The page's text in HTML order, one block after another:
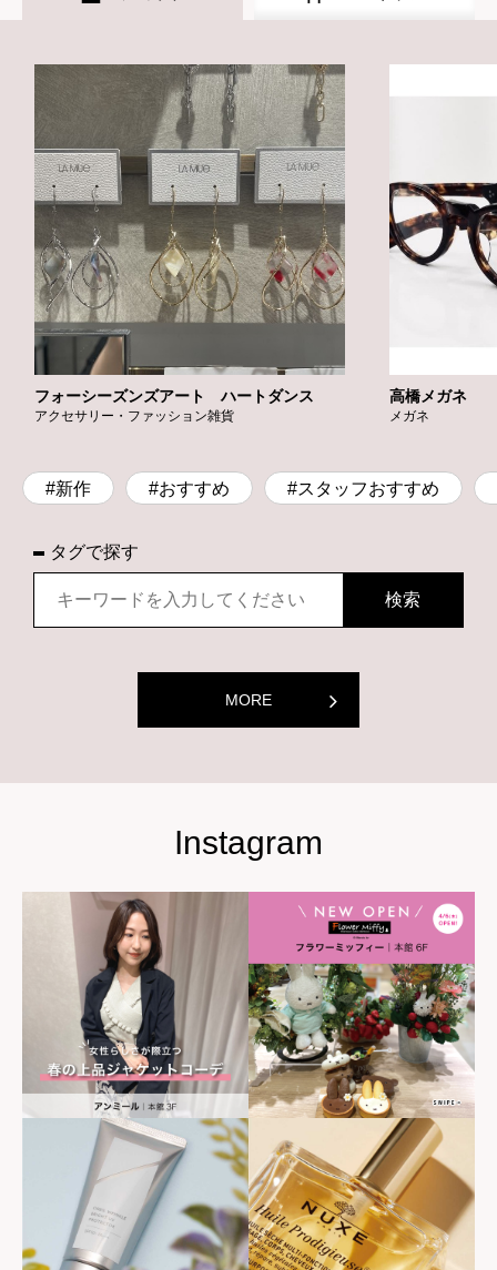
フォーシーズンズアート ハートダンス
アクセサリー・ファッション雑貨
高橋メガネ
メガネ
#新作 #おすすめ #スタッフおすすめ
タグで探す
MORE
世界の山ちゃん 世界の山ちゃん
[居酒屋]
Instagram